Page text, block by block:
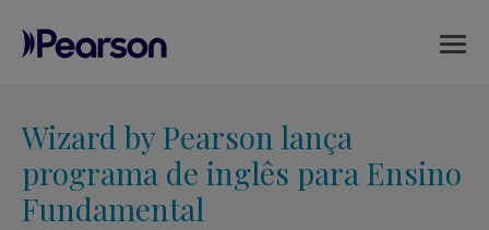
Wizard by Pearson lança
programa de inglês para Ensino
Fundamental